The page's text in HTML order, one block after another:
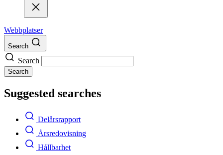
Webbplatser
Search
Search
Search
Suggested searches
Delårsrapport
Årsredovisning
Hållbarhet